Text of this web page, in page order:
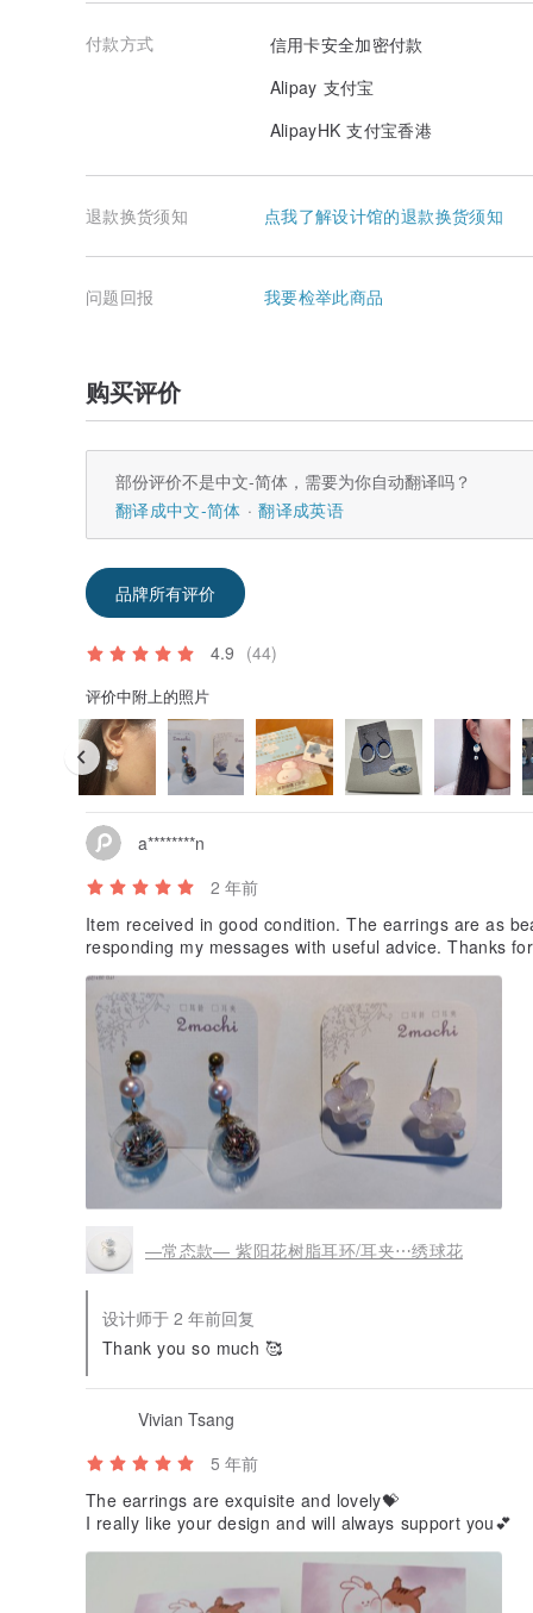
付款方式
信用卡安全加密付款
Alipay 支付宝
AlipayHK 支付宝香港
退款换货须知 点我了解设计馆的退款换货须知
问题回报 我要检举此商品
购买评价
部份评价不是中文-简体，需要为你自动翻译吗？
翻译成中文-简体
翻译成英语
品牌所有评价
4.9 (44)
评价中附上的照片
a********n
2 年前
Item received in good condition. The earrings are as
responding my messages with useful advice. Thanks
—常态款— 紫阳花树脂耳环/耳夹⋯绣球花
设计师于 2 年前回复
Thank you so much 🥰
Vivian Tsang
5 年前
The earrings are exquisite and lovely💝
I really like your design and will always support you💕